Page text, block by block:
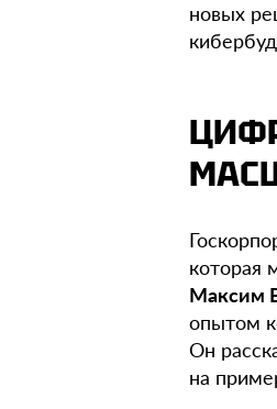
новых
которая
Максим
опытом
Он
на